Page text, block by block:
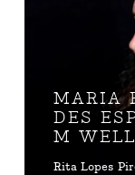
MARIA
DES
M
Rita Lopes